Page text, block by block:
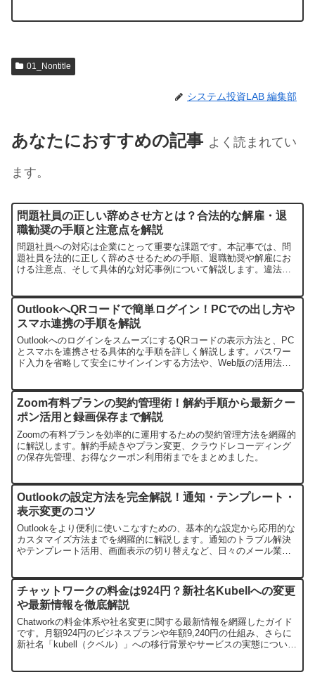
01_Nontitle
システム投資LAB 編集部
あなたにおすすめの記事 よく読まれてい
ます。
問題社員の正しい辞めさせ方とは？合法的な解雇・退
職勧奨の手順と注意点を解説
問題社員への対応は企業にとって重要な課題です。本記事では、問
題社員を法的に正しく辞めさせるための手順、退職勧奨や解雇にお
ける注意点、そして具体的な対応事例について解説します。違法な
OutlookへQRコードで簡単ログイン！PCでの出し方や
スマホ連携の手順を解説
OutlookへのログインをスムーズにするQRコードの表示方法と、PC
とスマホを連携させる具体的な手順を詳しく解説します。パスワー
ド入力を省略して安全にサインインする方法や、Web版の活用法に
Zoom有料プランの契約管理術！解約手順から最新クー
ポン活用と録画保存まで解説
Zoomの有料プランを効率的に運用するための契約管理方法を網羅的
に解説します。解約手続きやプラン変更、クラウドレコーディング
の保存先管理、お得なクーポン利用術までをまとめました。
Outlookの設定方法を完全解説！通知・テンプレート・
表示変更のコツ
Outlookをより便利に使いこなすための、基本的な設定から応用的な
カスタマイズ方法までを網羅的に解説します。通知のトラブル解決
やテンプレート活用、画面表示の切り替えなど、日々のメール業務
チャットワークの料金は924円？新社名Kubellへの変更
や最新情報を徹底解説
Chatworkの料金体系や社名変更に関する最新情報を網羅したガイド
です。月額924円のビジネスプランや年額9,240円の仕組み、さらに
新社名「kubell（クベル）」への移行背景やサービスの実態について